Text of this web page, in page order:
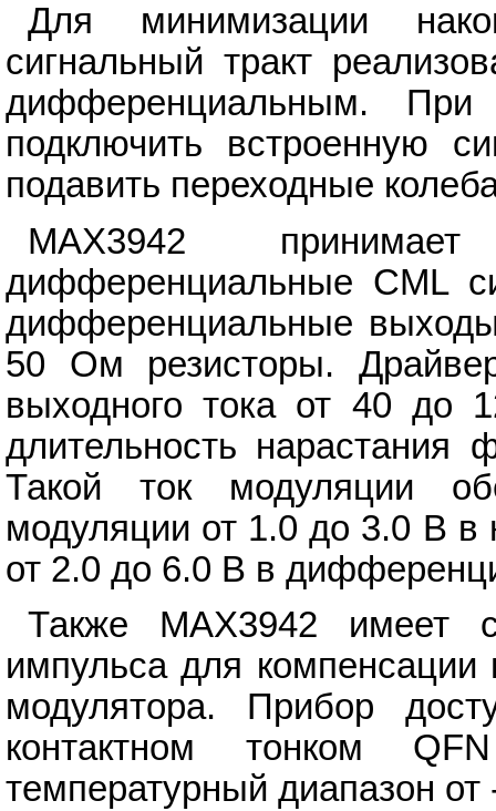
Для минимизации
сигнальный тракт
дифференциальным. При
подключить встроенную
подавить переходные
MAX3942
дифференциальные CML
дифференциальные
50 Ом резисторы.
выходного тока от 40 до
длительность
Такой ток модуляции
модуляции от 1.0 до 3.0 В
от 2.0 до 6.0 В в
Также MAX3942 имеет
импульса для компенсации
модулятора. Прибор
контактном тонком
температурный диапазон от